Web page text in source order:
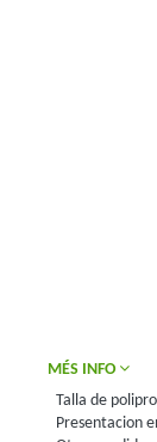
MÉS INFO
Talla de
Presentacion